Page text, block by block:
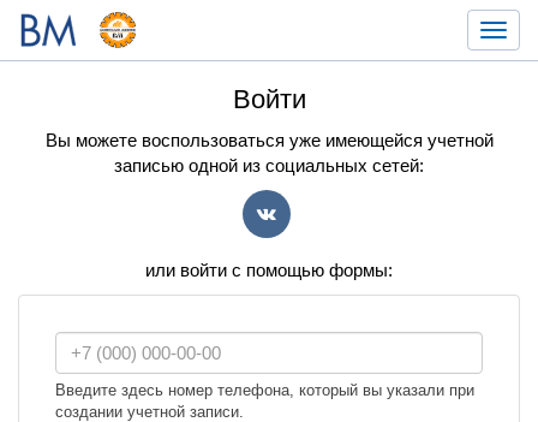
Войти
Вы можете воспользоваться уже имеющейся учетной
записью одной из социальных сетей:
или войти с помощью формы:
Введите здесь номер телефона, который вы указали при
создании учетной записи.